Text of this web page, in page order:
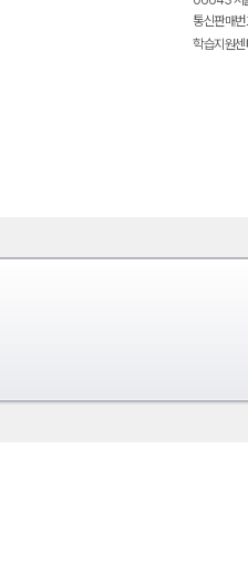
통신판매
학습지원